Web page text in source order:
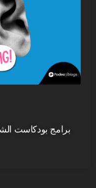
برامج بودكاست